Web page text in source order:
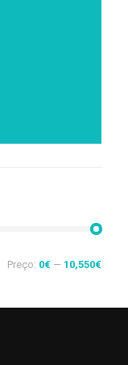
Preço: 0€— 10,550€